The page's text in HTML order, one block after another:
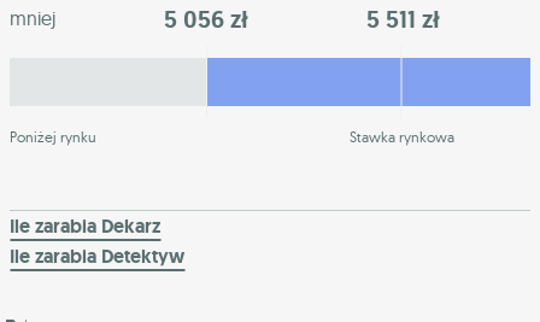
mniej
5 056 zł 5 511 zł
Poniżej rynku Stawka rynkowa
Ile zarabia Dekarz
Ile zarabia Detektyw